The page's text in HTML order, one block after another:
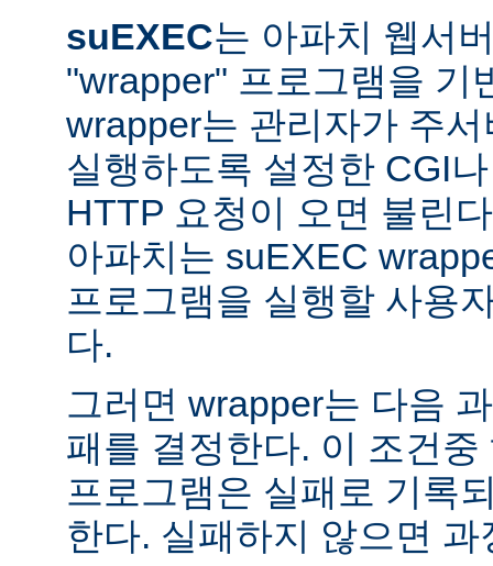
suEXEC는 아파치 웹서
"wrapper" 프로그램을 기
wrapper는 관리자가 주
실행하도록 설정한 CGI
HTTP 요청이 오면 불린
아파치는 suEXEC
프로그램을 실행할 사용
다.
그러면 wrapper는 다음
패를 결정한다. 이 조건
프로그램은 실패로 기록
한다. 실패하지 않으면